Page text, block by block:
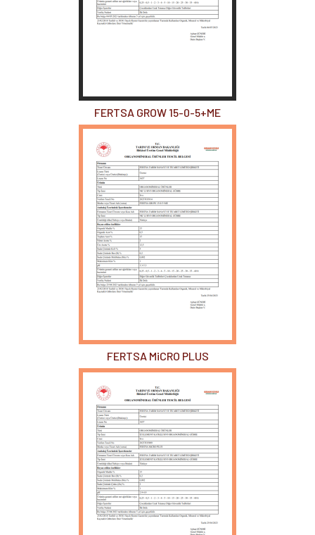
FERTSA GROW 15-0-5+ME
FERTSA MiCRO PLUS